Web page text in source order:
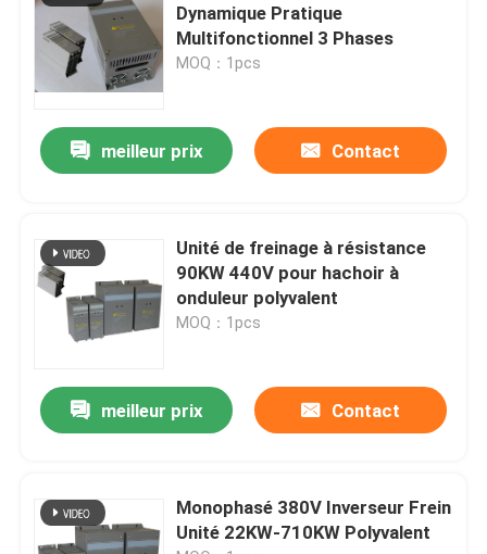
Dynamique Pratique
Multifonctionnel 3 Phases
MOQ：1pcs
meilleur prix Contact
Unité de freinage à résistance
90KW 440V pour hachoir à
onduleur polyvalent
MOQ：1pcs
meilleur prix Contact
Monophasé 380V Inverseur Frein
Unité 22KW-710KW Polyvalent